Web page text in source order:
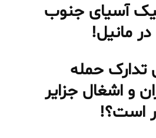
آسیای جنوب
مانیل!
تدارک حمله
و اشغال جزایر
است؟!